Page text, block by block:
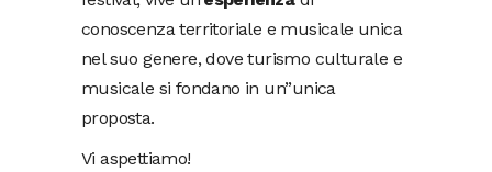
conoscenza territoriale e musicale unica
nel suo genere, dove turismo culturale e
musicale si fondano in un’’unica
proposta.
Vi aspettiamo!